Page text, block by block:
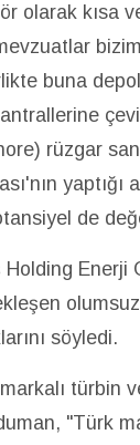
olarak kısa
buna
rüzgar
de
Holding Enerji
söyledi.
türbin
"Türk